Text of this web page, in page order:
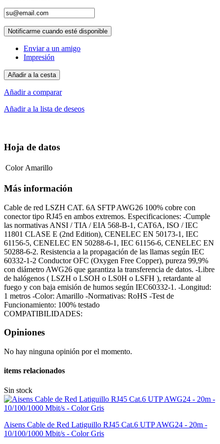
Notificarme cuando esté disponible
Enviar a un amigo
Impresión
Añadir a la cesta
Añadir a comparar
Añadir a la lista de deseos
Hoja de datos
Color Amarillo
Más información
Cable de red LSZH CAT. 6A SFTP AWG26 100% cobre con
conector tipo RJ45 en ambos extremos. Especificaciones: -Cumple
las normativas ANSI / TIA / EIA 568-B-1, CAT6A, ISO / IEC
11801 CLASE E (2nd Edition), CENELEC EN 50173-1, IEC
61156-5, CENELEC EN 50288-6-1, IEC 61156-6, CENELEC EN
50288-6-2. Resistencia a la propagación de las llamas según IEC
60332-1-2 Conductor OFC (Oxygen Free Copper), pureza 99,9%
con diámetro AWG26 que garantiza la transferencia de datos. -Libre
de halógenos ( LSZH o LSOH o LS0H o LSFH ), retardante al
fuego y con baja emisión de humos según IEC60332-1. -Longitud:
1 metros -Color: Amarillo -Normativas: RoHS -Test de
Funcionamiento: 100% testado
COMPATIBILIDADES:
Opiniones
No hay ninguna opinión por el momento.
items relacionados
Sin stock
Aisens Cable de Red Latiguillo RJ45 Cat.6 UTP AWG24 - 20m -
10/100/1000 Mbit/s - Color Gris